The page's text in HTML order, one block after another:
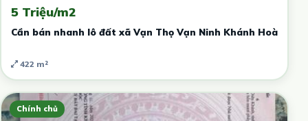
5 Triệu/m2
Cần bán nhanh lô đất xã Vạn Thọ Vạn Ninh Khánh Hoà
422 m²
Chính chủ